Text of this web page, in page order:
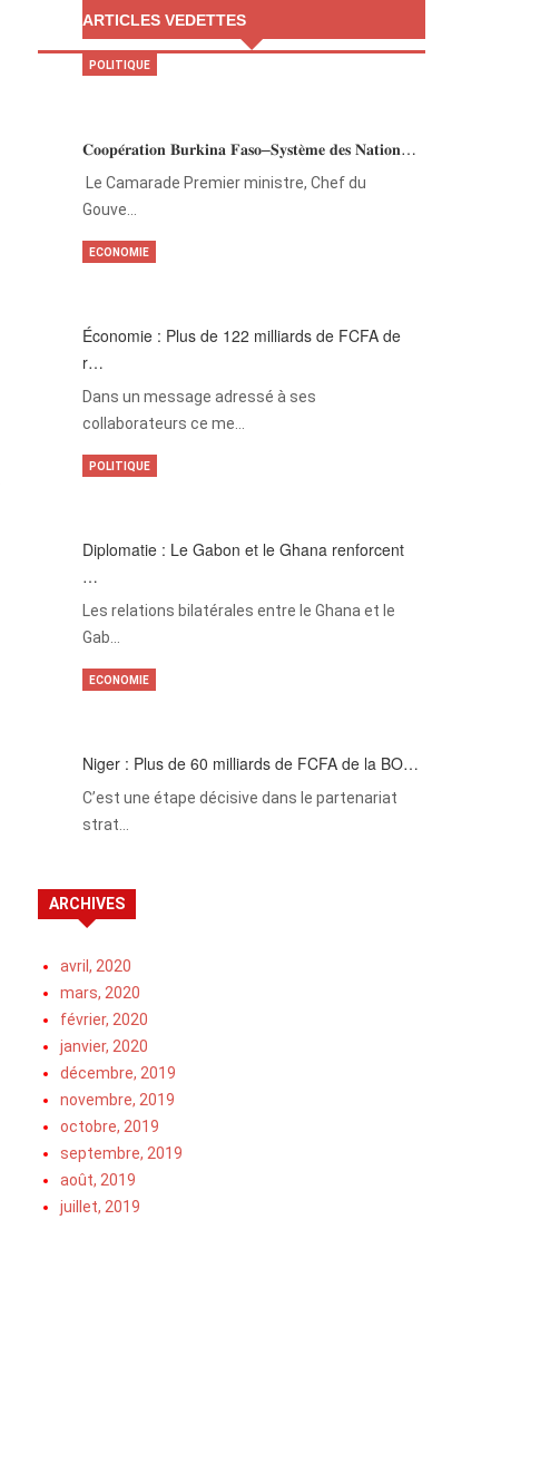
ARTICLES VEDETTES
𝐂𝐨𝐨𝐩𝐞́𝐫𝐚𝐭𝐢𝐨𝐧 𝐁𝐮𝐫𝐤𝐢𝐧𝐚 𝐅𝐚𝐬𝐨–𝐒𝐲𝐬𝐭𝐞̀𝐦𝐞 𝐝𝐞𝐬 𝐍𝐚𝐭𝐢𝐨𝐧…
‎Le Camarade Premier ministre, Chef du
Gouve…
POLITIQUE
Économie : Plus de 122 milliards de FCFA de
r…
Dans un message adressé à ses
collaborateurs ce me…
ECONOMIE
Diplomatie : Le Gabon et le Ghana renforcent
…
Les relations bilatérales entre le Ghana et le
Gab…
POLITIQUE
Niger : Plus de 60 milliards de FCFA de la BO…
C’est une étape décisive dans le partenariat
strat…
ECONOMIE
ARCHIVES
avril, 2020
mars, 2020
février, 2020
janvier, 2020
décembre, 2019
novembre, 2019
octobre, 2019
septembre, 2019
août, 2019
juillet, 2019